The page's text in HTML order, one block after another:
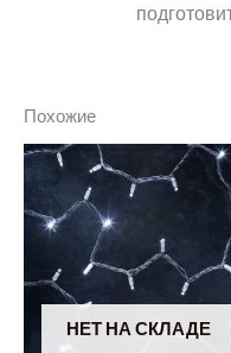
Похожие
НЕТ НА СКЛАДЕ